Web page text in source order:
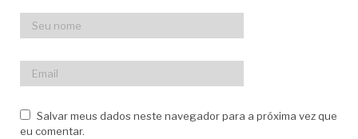
Salvar meus dados neste navegador para a próxima vez que
eu comentar.